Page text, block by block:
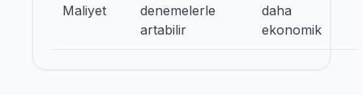
Maliyet
denemelerle
artabilir
daha
ekonomik